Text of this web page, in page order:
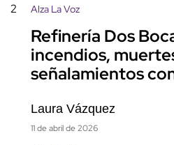
2 Alza La Voz
Refinería Dos
incendios,
señalamientos
Laura Vázquez
11 de abril de 2026